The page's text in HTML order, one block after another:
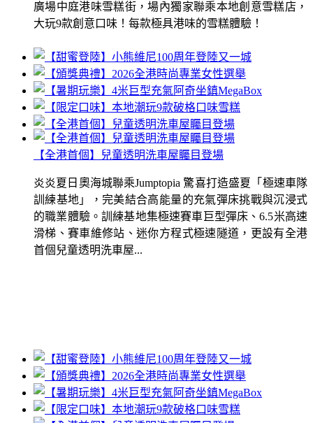
廣場中庭港味雪糕街，場內獨家聯乘本地創意雪糕店，
大玩9款創意口味！每款極具港味的雪糕體驗！
【全港首個】兒童透明洗車屋矚目登場
炎炎夏日奧海城聯乘Jumptopia 驚喜打造盛夏「極速車隊
訓練基地」，完美結合高能量的充氣彈床挑戰與沉浸式
的職業體驗。訓練基地集極速賽車巨型彈床、6.5米高速
滑梯、賽車維修站、迷你方程式極速隧道，更設有全港
首個兒童透明洗車屋...